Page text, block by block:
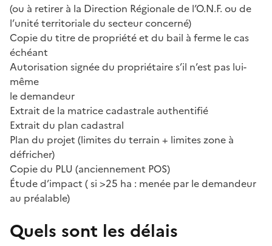
(ou à retirer à la Direction Régionale de l’O.N.F. ou de
l’unité territoriale du secteur concerné)
Copie du titre de propriété et du bail à ferme le cas
échéant
Autorisation signée du propriétaire s’il n’est pas lui-
même
le demandeur
Extrait de la matrice cadastrale authentifié
Extrait du plan cadastral
Plan du projet (limites du terrain + limites zone à
défricher)
Copie du PLU (anciennement POS)
Étude d’impact ( si >25 ha : menée par le demandeur
au préalable)
Quels sont les délais